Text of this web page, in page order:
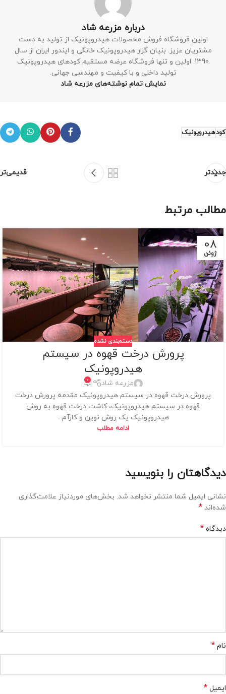
درباره مزرعه شاد
اولین فروشگاه فروش محصولات هیدروپونیک از تولید به دست
مشتریان عزیز. بنیان گزار هیدروپونیک خانگی و ایندور ایران از سال
1390. اولین و تنها فروشگاه عرضه مستقیم کودهای هیدروپونیک
تولید داخلی و با کیفیت و مهندسی جهانی.
نمایش تمام نوشته‌های مزرعه شاد
کودهیدروپونیک
جدیدتر قدیمی‌تر
مطالب مرتبط
08
ژوئن
دسته‌بندی نشده
پرورش درخت قهوه در سیستم
هیدروپونیک
مزرعه شاد 0
پرورش درخت قهوه در سیستم هیدروپونیک مقدمه پرورش درخت
قهوه در سیستم هیدروپونیک، کاشت درخت قهوه به روش
هیدروپونیک یک روش نوین و کارآم...
ادامه مطلب
دیدگاهتان را بنویسید
نشانی ایمیل شما منتشر نخواهد شد. بخش‌های موردنیاز علامت‌گذاری
شده‌اند *
دیدگاه *
نام *
ایمیل *